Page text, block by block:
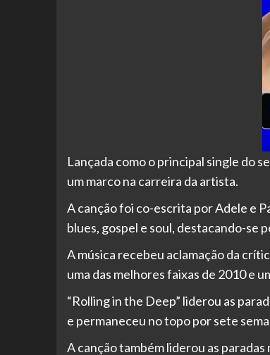
Lançada como o principal single do
um marco na carreira da artista.
A canção foi co-escrita por Adele e
blues, gospel e soul, destacando-se
A música recebeu aclamação da
uma das melhores faixas de 2010 e
“Rolling in the Deep” liderou as
e permaneceu no topo por sete
A canção também liderou as